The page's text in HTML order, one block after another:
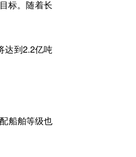
标。随着长
达到2.2亿吨
船舶等级也